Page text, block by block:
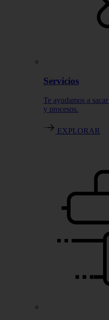
Servicios
Te ayudamos a
y procesos.
EXPLORAR